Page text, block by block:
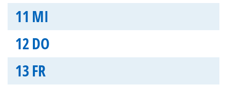
11 MI
12DO
13FR